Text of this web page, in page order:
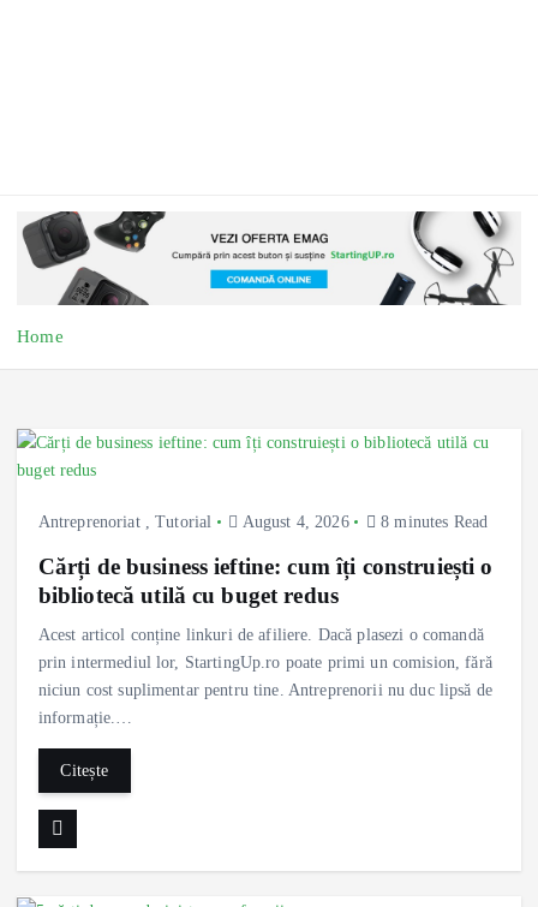
Home
Antreprenoriat,Tutorial August 4, 2026 8 minutes Read
Cărți de business ieftine: cum îți construiești o
bibliotecă utilă cu buget redus
Acest articol conține linkuri de afiliere. Dacă plasezi o comandă
prin intermediul lor, StartingUp.ro poate primi un comision, fără
niciun cost suplimentar pentru tine. Antreprenorii nu duc lipsă de
informație.…
Citește